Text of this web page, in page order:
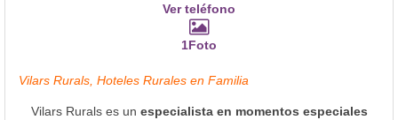
Ver teléfono
1Foto
Vilars Rurals, Hoteles Rurales en Familia
Vilars Rurals es un especialista en momentos especiales